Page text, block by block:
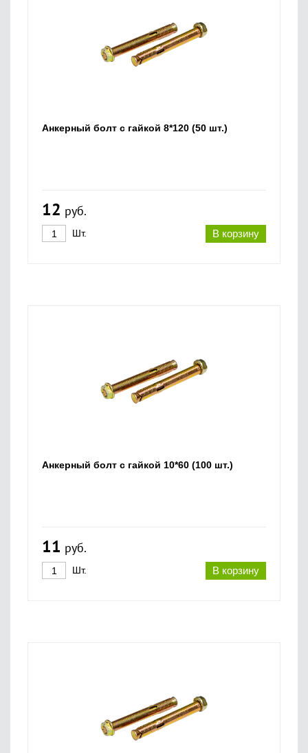
Анкерный болт с гайкой 8*120 (50 шт.)
12 руб.
В корзину
Шт.
Анкерный болт с гайкой 10*60 (100 шт.)
11 руб.
В корзину
Шт.